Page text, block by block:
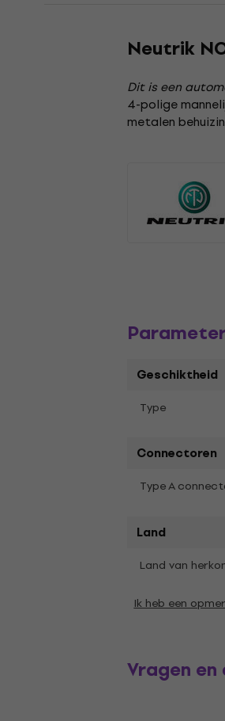
Neutrik
Dit is een
4-polige
metalen
Geschiktheid
Type
Connectoren
Type A
Land
Land van
Ik heb een
Vragen en